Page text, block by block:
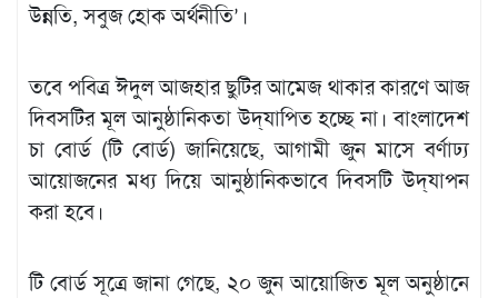
উন্নতি, সবুজ হোক অর্থনীতি’।
তবে পবিত্র ঈদুল আজহার ছুটির আমেজ থাকার কারণে আজ
দিবসটির মূল আনুষ্ঠানিকতা উদ্‌যাপিত হচ্ছে না। বাংলাদেশ
চা বোর্ড (টি বোর্ড) জানিয়েছে, আগামী জুন মাসে বর্ণাঢ্য
আয়োজনের মধ্য দিয়ে আনুষ্ঠানিকভাবে দিবসটি উদ্‌যাপন
করা হবে।
টি বোর্ড সূত্রে জানা গেছে, ২০ জুন আয়োজিত মূল অনুষ্ঠানে